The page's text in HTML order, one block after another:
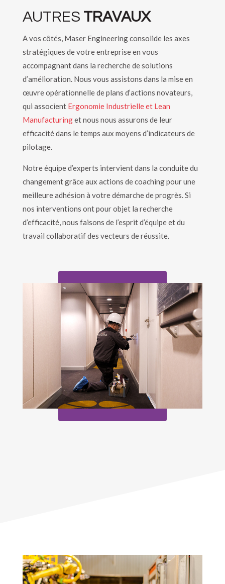
AUTRES TRAVAUX
A vos côtés, Maser Engineering consolide les axes
stratégiques de votre entreprise en vous
accompagnant dans la recherche de solutions
d’amélioration. Nous vous assistons dans la mise en
œuvre opérationnelle de plans d’actions novateurs,
qui associent Ergonomie Industrielle et Lean
Manufacturinget nous nous assurons de leur
efficacité dans le temps aux moyens d’indicateurs de
pilotage.
Notre équipe d’experts intervient dans la conduite du
changement grâce aux actions de coaching pour une
meilleure adhésion à votre démarche de progrès. Si
nos interventions ont pour objet la recherche
d’efficacité, nous faisons de l’esprit d’équipe et du
travail collaboratif des vecteurs de réussite.